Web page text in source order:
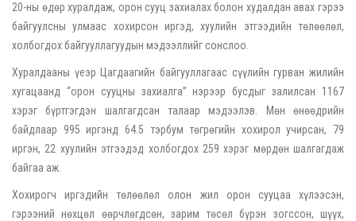
20-ны өдөр хуралдаж, орон сууц захиалах болон худалдан авах гэрээ
байгуулсны улмаас хохирсон иргэд, хуулийн этгээдийн төлөөлөл,
холбогдох байгууллагуудын мэдээллийг сонслоо.
Хуралдааны үеэр Цагдаагийн байгууллагаас сүүлийн гурван жилийн
хугацаанд “орон сууцны захиалга” нэрээр бусдыг залилсан 1167
хэрэг бүртгэгдэн шалгагдсан талаар мэдээлэв. Мөн өнөөдрийн
байдлаар 995 иргэнд 64.5 тэрбум төгрөгийн хохирол учирсан, 79
иргэн, 22 хуулийн этгээдэд холбогдох 259 хэрэг мөрдөн шалгагдаж
байгаа аж.
Хохирогч иргэдийн төлөөлөл олон жил орон сууцаа хүлээсэн,
гэрээний нөхцөл өөрчлөгдсөн, зарим төсөл бүрэн зогссон, шүүх,